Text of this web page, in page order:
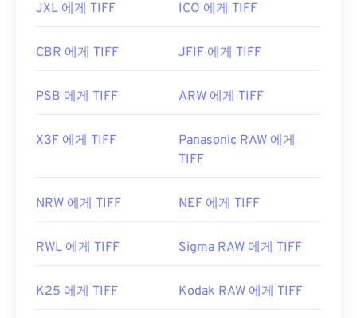
JXL 에게 TIFF ICO 에게 TIFF
CBR 에게 TIFF JFIF 에게 TIFF
PSB 에게 TIFF ARW 에게 TIFF
X3F 에게 TIFF
Panasonic RAW 에게
TIFF
NRW 에게 TIFF NEF 에게 TIFF
RWL 에게 TIFF Sigma RAW 에게 TIFF
K25 에게 TIFF Kodak RAW 에게 TIFF